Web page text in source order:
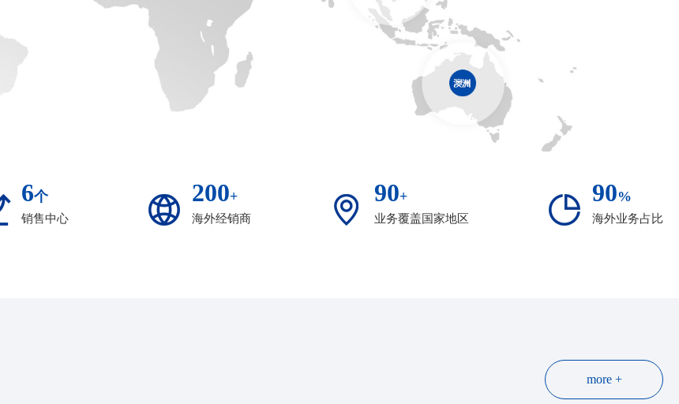
6个
销售中心
200+
海外经销商
90+
业务覆盖国家地区
90%
海外业务占比
more +